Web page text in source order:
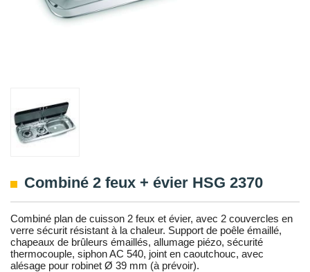
Combiné 2 feux + évier HSG 2370
Combiné plan de cuisson 2 feux et évier, avec 2 couvercles en
verre sécurit résistant à la chaleur. Support de poêle émaillé,
chapeaux de brûleurs émaillés, allumage piézo, sécurité
thermocouple, siphon AC 540, joint en caoutchouc, avec
alésage pour robinet Ø 39 mm (à prévoir).